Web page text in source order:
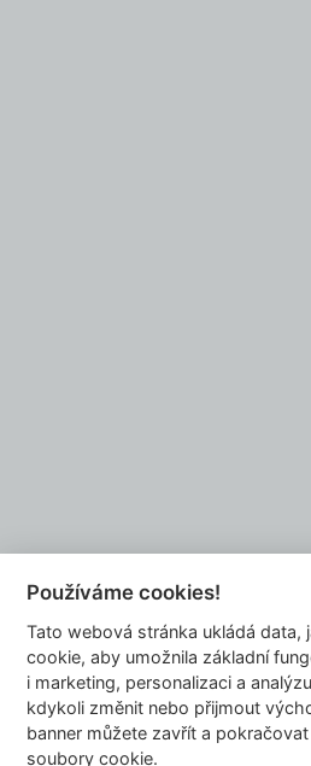
info@dyzajnmarket.com
Mujmarket s.r.o.
Buzulucká 569/10
160 00 Praha 6
Používáme cookies!
Tato webová stránka ukládá data,
cookie, aby umožnila základní
i marketing, personalizaci a
kdykoli změnit nebo přijmout
banner můžete zavřít a
soubory cookie.